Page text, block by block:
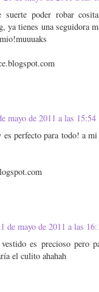
suerte poder robar
ya tienes una seguidora
mayo de 2011 a las 15:54
es perfecto para todo! a
de mayo de 2011 a las
es precioso pero
el culito ahahah